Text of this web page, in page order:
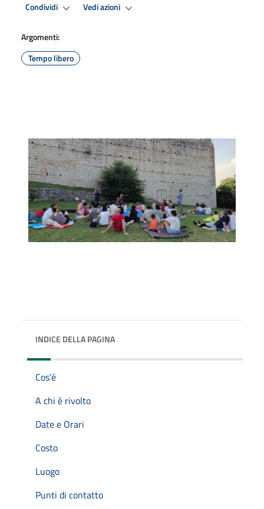
Condividi Vedi azioni
Argomenti:
Tempo libero
INDICE DELLA PAGINA
Cos'è
A chi è rivolto
Date e Orari
Costo
Luogo
Punti di contatto